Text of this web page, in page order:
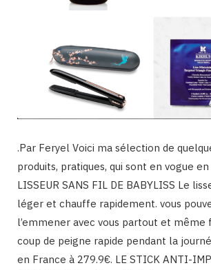
.Par Feryel Voici ma sélection de
produits, pratiques, qui sont en vogue
LISSEUR SANS FIL DE BABYLISS Le
léger et chauffe rapidement. vous
l’emmener avec vous partout et même
coup de peigne rapide pendant la
en France à 279.9€. LE STICK ANTI-